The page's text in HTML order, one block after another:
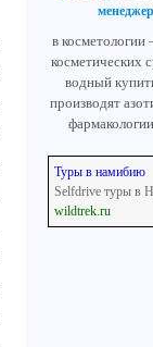
в косметологии
косметических
водный
производят
Туры в намибию
Selfdrive туры в
wildtrek.ru